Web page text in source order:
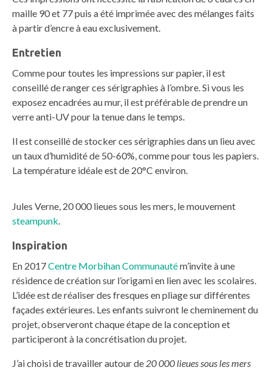
maille 90 et 77 puis a été imprimée avec des mélanges faits
à partir d’encre à eau exclusivement.
Entretien
Comme pour toutes les impressions sur papier, il est
conseillé de ranger ces sérigraphies à l’ombre. Si vous les
exposez encadrées au mur, il est préférable de prendre un
verre anti-UV pour la tenue dans le temps.
Il est conseillé de stocker ces sérigraphies dans un lieu avec
un taux d’humidité de 50-60%, comme pour tous les papiers.
La température idéale est de 20°C environ.
Jules Verne, 20 000 lieues sous les mers, le mouvement
steampunk.
Inspiration
En 2017Centre Morbihan Communautém’invite à une
résidence de création sur l’origami en lien avec les scolaires.
L’idée est de réaliser des fresques en pliage sur différentes
façades extérieures. Les enfants suivront le cheminement du
projet, observeront chaque étape de la conception et
participeront à la concrétisation du projet.
J’ai choisi de travailler autour de 20 000 lieues sous les mers